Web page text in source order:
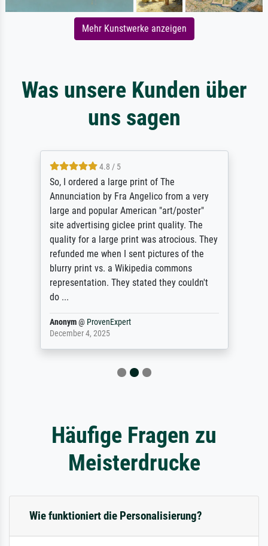
Mehr Kunstwerke anzeigen
Was unsere Kunden über
uns sagen
4.8 / 5
So, I ordered a large print of The
Annunciation by Fra Angelico from a very
large and popular American "art/poster"
site advertising giclee print quality. The
quality for a large print was atrocious. They
refunded me when I sent pictures of the
blurry print vs. a Wikipedia commons
representation. They stated they couldn't
do ...
Anonym@ ProvenExpert
December 4, 2025
Häufige Fragen zu
Meisterdrucke
Wie funktioniert die Personalisierung?